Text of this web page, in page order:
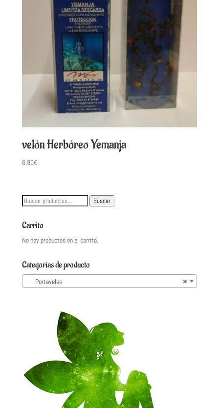
velón Herbóreo Yemanja
6,90€
Buscar
Buscar
Carrito
No hay productos en el carrito.
Categorías de producto
×
Portavelas